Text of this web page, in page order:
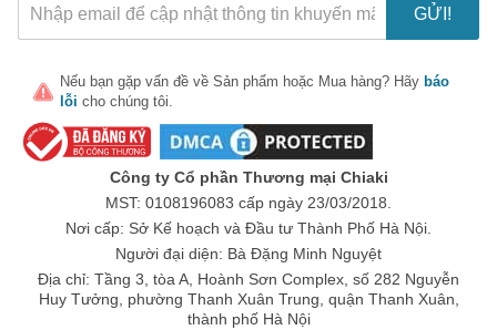
GỬI!
Nếu bạn gặp vấn đề về Sản phẩm hoặc Mua hàng? Hãy báo
lỗi cho chúng tôi.
Công ty Cổ phần Thương mại Chiaki
MST: 0108196083 cấp ngày 23/03/2018.
Nơi cấp: Sở Kế hoạch và Đầu tư Thành Phố Hà Nội.
Người đại diện: Bà Đặng Minh Nguyệt
Địa chỉ: Tầng 3, tòa A, Hoành Sơn Complex, số 282 Nguyễn
Huy Tưởng, phường Thanh Xuân Trung, quận Thanh Xuân,
thành phố Hà Nội
Mã Giảm Giá Dành Riêng Cho Bạn
Giảm ngay cho bất kỳ đơn hàng nào.
XXX-XXXX
Số lần áp dụng:
lần